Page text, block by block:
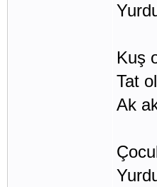
Kuş
Tat
Ak